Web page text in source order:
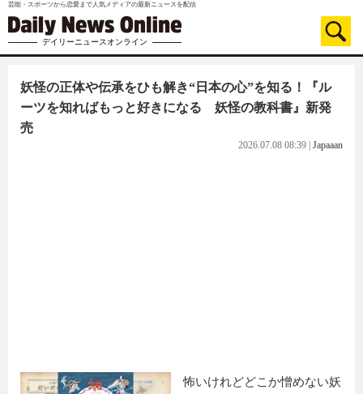
芸能・スポーツから恋愛まで人気メディアの最新ニュースを配信
デイリーニュースオンライン
妖怪の正体や伝承をひも解き“日本の心”を知る！『ル
ーツを知ればもっと好きになる 妖怪の教科書』新発
売
2026.07.08 08:39 Japaaan
怖いけれどどこか憎めない妖